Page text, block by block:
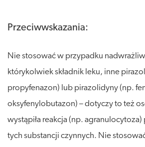
Przeciwwskazania:
Nie stosować w przypadku
którykolwiek składnik leku, inne
propyfenazon) lub pirazolidyny (np.
oksyfenylobutazon) – dotyczy to też
wystąpiła reakcja (np.
tych substancji czynnych. Nie